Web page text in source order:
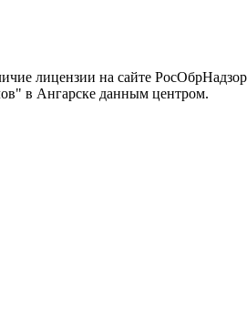
лицензии на сайте
в Ангарске данным центром.